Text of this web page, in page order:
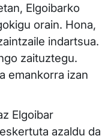
Elgoibarko
orain. Hona,
indartsua.
zaituztegu.
emankorra izan
Elgoibar
azaldu da